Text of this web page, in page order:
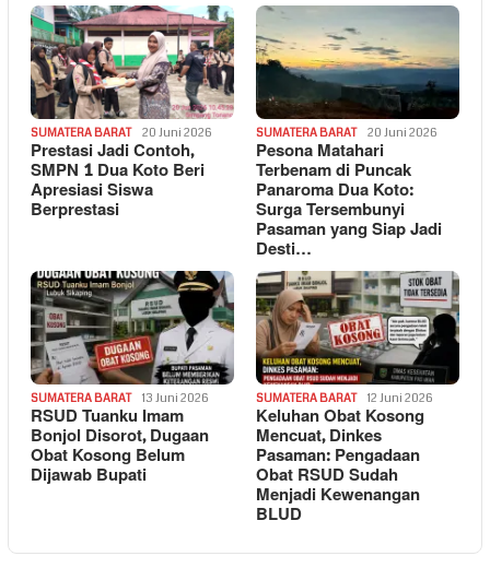
SUMATERA BARAT 20 Juni 2026
Prestasi Jadi Contoh,
SMPN 1 Dua Koto Beri
Apresiasi Siswa
Berprestasi
SUMATERA BARAT 20 Juni 2026
Pesona Matahari
Terbenam di Puncak
Panaroma Dua Koto:
Surga Tersembunyi
Pasaman yang Siap Jadi
Desti…
SUMATERA BARAT 13 Juni 2026
RSUD Tuanku Imam
Bonjol Disorot, Dugaan
Obat Kosong Belum
Dijawab Bupati
SUMATERA BARAT 12 Juni 2026
Keluhan Obat Kosong
Mencuat, Dinkes
Pasaman: Pengadaan
Obat RSUD Sudah
Menjadi Kewenangan
BLUD